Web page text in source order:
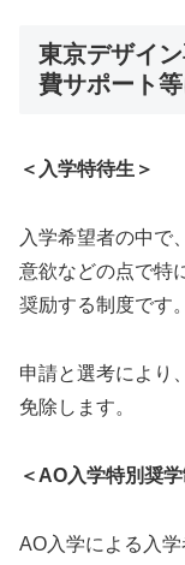
東京デザイ
費サポート
＜入学特待生＞
入学希望者の中で
意欲などの点で特
奨励する制度です。
申請と選考により
免除します。
＜AO入学特別奨
AO入学による入